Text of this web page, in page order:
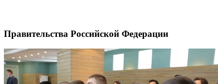
Правительства Российской Федерации